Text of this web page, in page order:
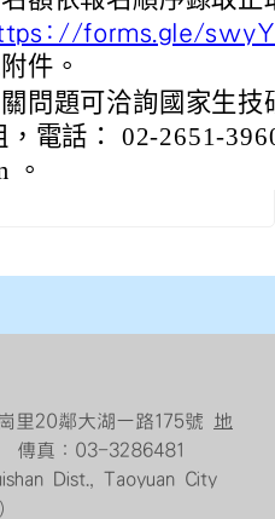
forms.gle/
件。
問題可洽詢國家生
電話： 02-2651-
。
里20鄰大湖一路175號 地
真：03-3286481
Dist., Taoyuan City